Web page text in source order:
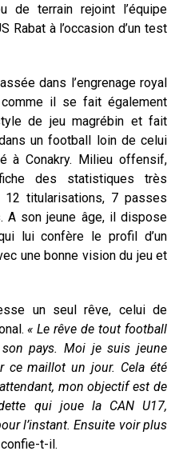
de terrain rejoint l’équipe
Rabat à l’occasion d’un test
dans l’engrenage royal
il se fait également
de jeu magrébin et fait
un football loin de celui
à Conakry. Milieu offensif,
des statistiques très
titularisations, 7 passes
son jeune âge, il dispose
lui confère le profil d’un
une bonne vision du jeu et
un seul rêve, celui de
« Le rêve de tout football
pays. Moi je suis jeune
ce maillot un jour. Cela été
mon objectif est de
qui joue la CAN U17,
l’instant. Ensuite voir plus
confie-t-il.